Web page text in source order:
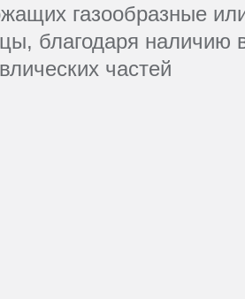
газообразные
благодаря наличию
частей